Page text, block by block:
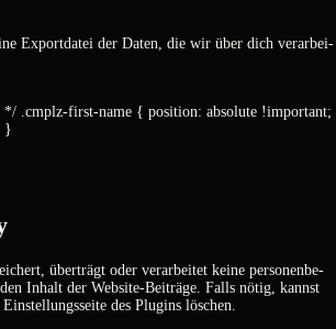
Export­da­tei der Daten, die wir über dich ver­ar­bei­
.cmplz-first-name { position: absolute !important;
}
über­trägt oder ver­ar­bei­tet kei­ne per­so­nen­be­
Inhalt der Web­site-Bei­trä­ge. Falls nötig, kannst
des Plug­ins löschen.